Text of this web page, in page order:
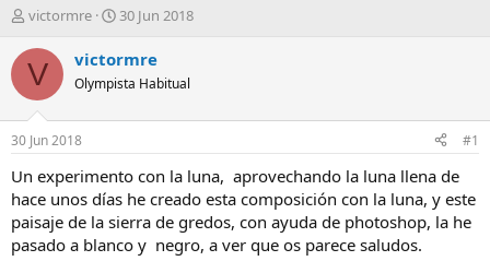
I
i
c
a
d
o
r
e
l
t
victormre
F
c
a
i
n
c
i
o
30 Jun 2018
V victormre
Olympista Habitual
30 Jun 2018 #1
Un experimento con la luna, aprovechando la luna llena de
hace unos días he creado esta composición con la luna, y este
paisaje de la sierra de gredos, con ayuda de photoshop, la he
pasado a blanco y negro, a ver que os parece saludos.